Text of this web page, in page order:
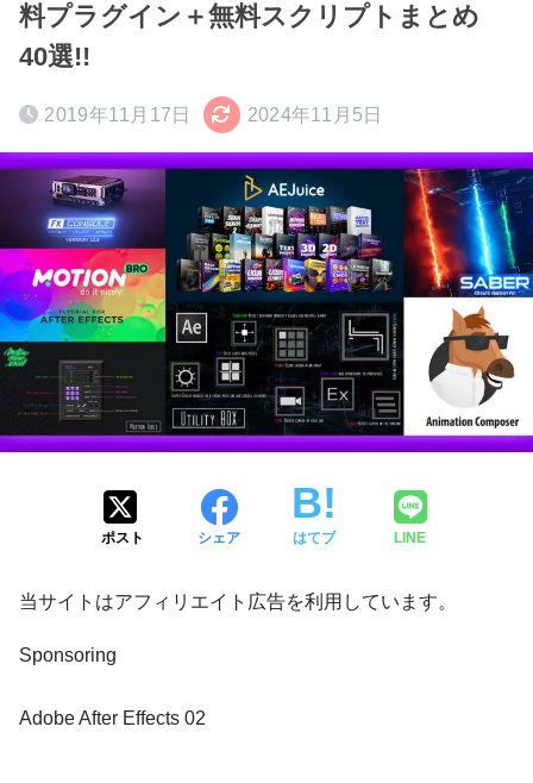
料プラグイン＋無料スクリプトまとめ
40選!!
2019年11月17日 2024年11月5日
ポスト シェア はてブ LINE
当サイトはアフィリエイト広告を利用しています。
Sponsoring
Adobe After Effects 02